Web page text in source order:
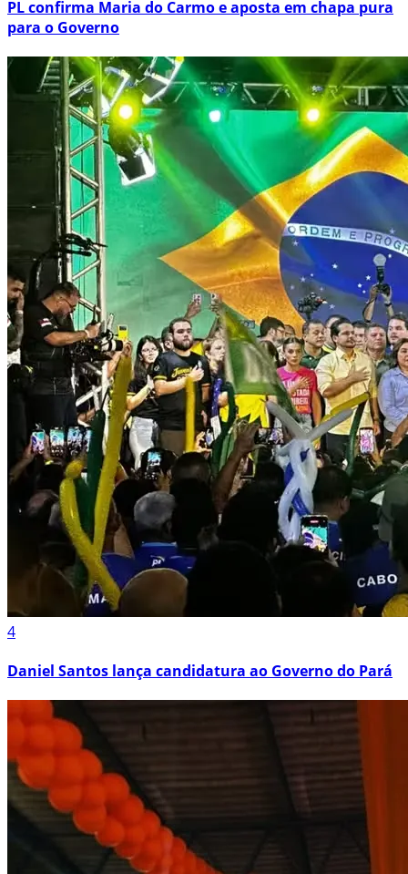
PL confirma Maria do Carmo e aposta em chapa pura
para o Governo
4
Daniel Santos lança candidatura ao Governo do Pará